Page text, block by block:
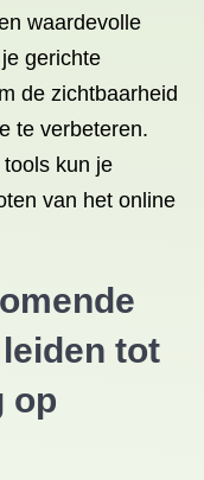
waardevolle
gerichte
de zichtbaarheid
te verbeteren.
kun je
van het online
tot
op